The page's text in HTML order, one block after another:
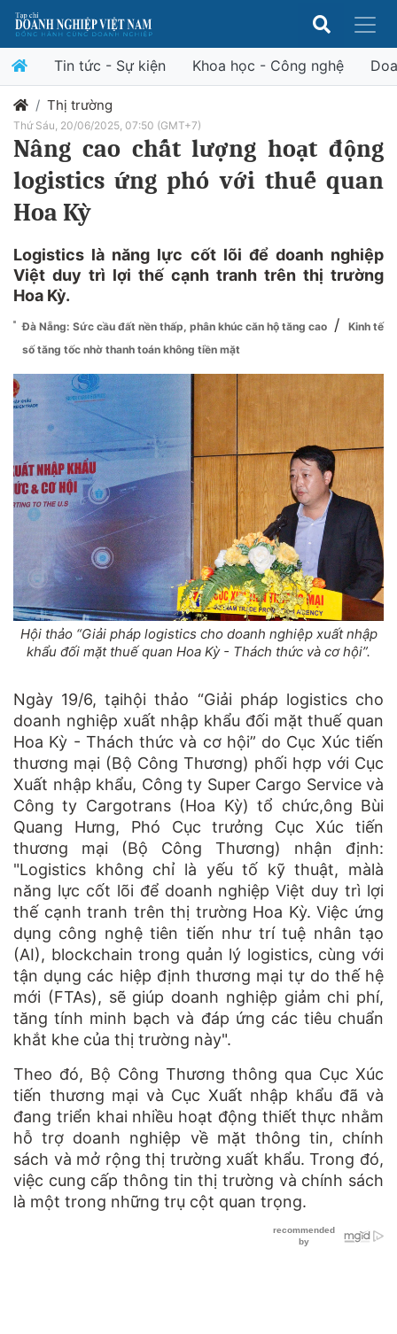
Tin tức - Sự kiện Khoa học - Công nghệ
Thị trường
Thứ Sáu, 20/06/2025, 07:50 (GMT+7)
Nâng cao chất lượng hoạt động
logistics ứng phó với thuế quan
Hoa Kỳ
Logistics là năng lực cốt lõi để doanh nghiệp
Việt duy trì lợi thế cạnh tranh trên thị trường
Hoa Kỳ.
Đà Nẵng: Sức cầu đất nền thấp, phân khúc căn hộ tăng cao /
Kinh tế
số tăng tốc nhờ thanh toán không tiền mặt
Hội thảo “Giải pháp logistics cho doanh nghiệp xuất nhập
khẩu đối mặt thuế quan Hoa Kỳ - Thách thức và cơ hội”.
Ngày 19/6, tạihội thảo “Giải pháp logistics cho
doanh nghiệp xuất nhập khẩu đối mặt thuế quan
Hoa Kỳ - Thách thức và cơ hội” do Cục Xúc tiến
thương mại (Bộ Công Thương) phối hợp với Cục
Xuất nhập khẩu, Công ty Super Cargo Service và
Công ty Cargotrans (Hoa Kỳ) tổ chức,ông Bùi
Quang Hưng, Phó Cục trưởng Cục Xúc tiến
thương mại (Bộ Công Thương) nhận định:
"Logistics không chỉ là yếu tố kỹ thuật, màlà
năng lực cốt lõi để doanh nghiệp Việt duy trì lợi
thế cạnh tranh trên thị trường Hoa Kỳ. Việc ứng
dụng công nghệ tiên tiến như trí tuệ nhân tạo
(AI), blockchain trong quản lý logistics, cùng với
tận dụng các hiệp định thương mại tự do thế hệ
mới (FTAs), sẽ giúp doanh nghiệp giảm chi phí,
tăng tính minh bạch và đáp ứng các tiêu chuẩn
khắt khe của thị trường này".
Theo đó, Bộ Công Thương thông qua Cục Xúc
tiến thương mại và Cục Xuất nhập khẩu đã và
đang triển khai nhiều hoạt động thiết thực nhằm
hỗ trợ doanh nghiệp về mặt thông tin, chính
sách và mở rộng thị trường xuất khẩu. Trong đó,
việc cung cấp thông tin thị trường và chính sách
là một trong những trụ cột quan trọng.